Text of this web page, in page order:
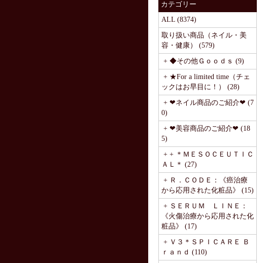
カテゴリー
ALL (8374)
取り扱い商品（ネイル・美
容・健康） (579)
+ ◆その他Ｇｏｏｄｓ (9)
+ ★For a limited time（チェ
ックはお早目に！） (28)
+ ❤ネイル商品のご紹介❤ (7
0)
+ ❤美容商品のご紹介❤ (18
5)
+ + ＊ＭＥＳＯＣＥＵＴＩＣ
ＡＬ＊ (27)
+ Ｒ．ＣＯＤＥ：《癌治療
から応用された化粧品》 (15)
+ ＳＥＲＵＭ ＬＩＮＥ：
《火傷治療から応用された化
粧品》 (17)
+ Ｖ３＊ＳＰＩＣＡＲＥ Ｂ
ｒａｎｄ (110)